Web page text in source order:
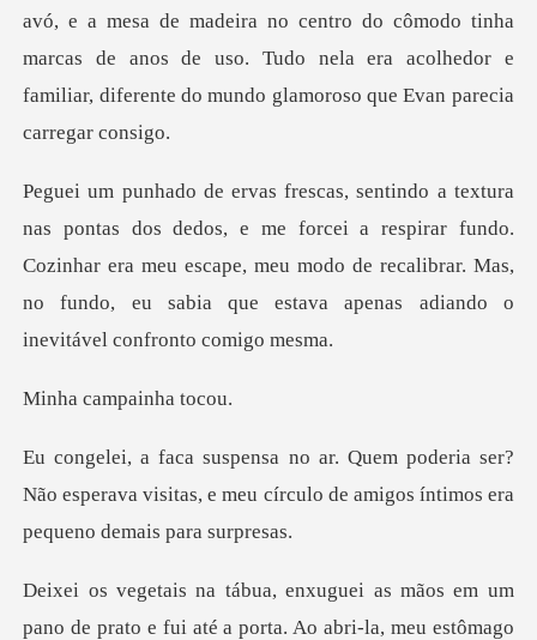
avó, e a mesa de madeira no centro do cômodo tinha
marcas de an
forcei a respirar fundo.
Cozinhar era meu escape, meu modo de recalibrar. Mas,
n
ampainh
a ser?
Não esperava visitas, e meu círculo de a
mãos em um
pano de prato e fui até a po